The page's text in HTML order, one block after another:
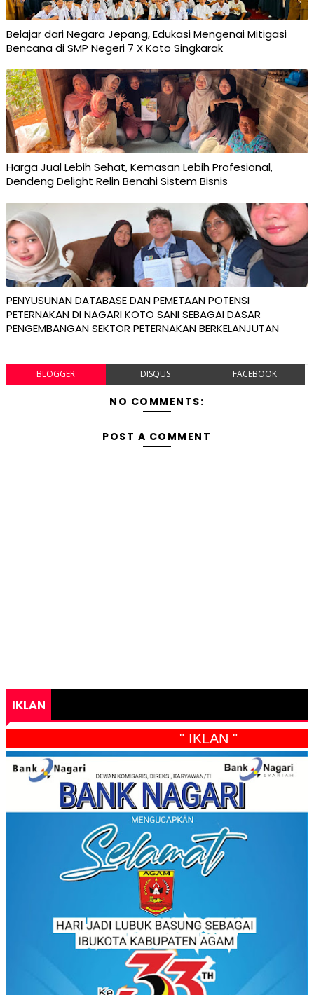
Belajar dari Negara Jepang, Edukasi Mengenai Mitigasi
Bencana di SMP Negeri 7 X Koto Singkarak
Harga Jual Lebih Sehat, Kemasan Lebih Profesional,
Dendeng Delight Relin Benahi Sistem Bisnis
PENYUSUNAN DATABASE DAN PEMETAAN POTENSI
PETERNAKAN DI NAGARI KOTO SANI SEBAGAI DASAR
PENGEMBANGAN SEKTOR PETERNAKAN BERKELANJUTAN
BLOGGER DISQUS FACEBOOK
NO COMMENTS:
POST A COMMENT
IKLAN
" IKLAN "